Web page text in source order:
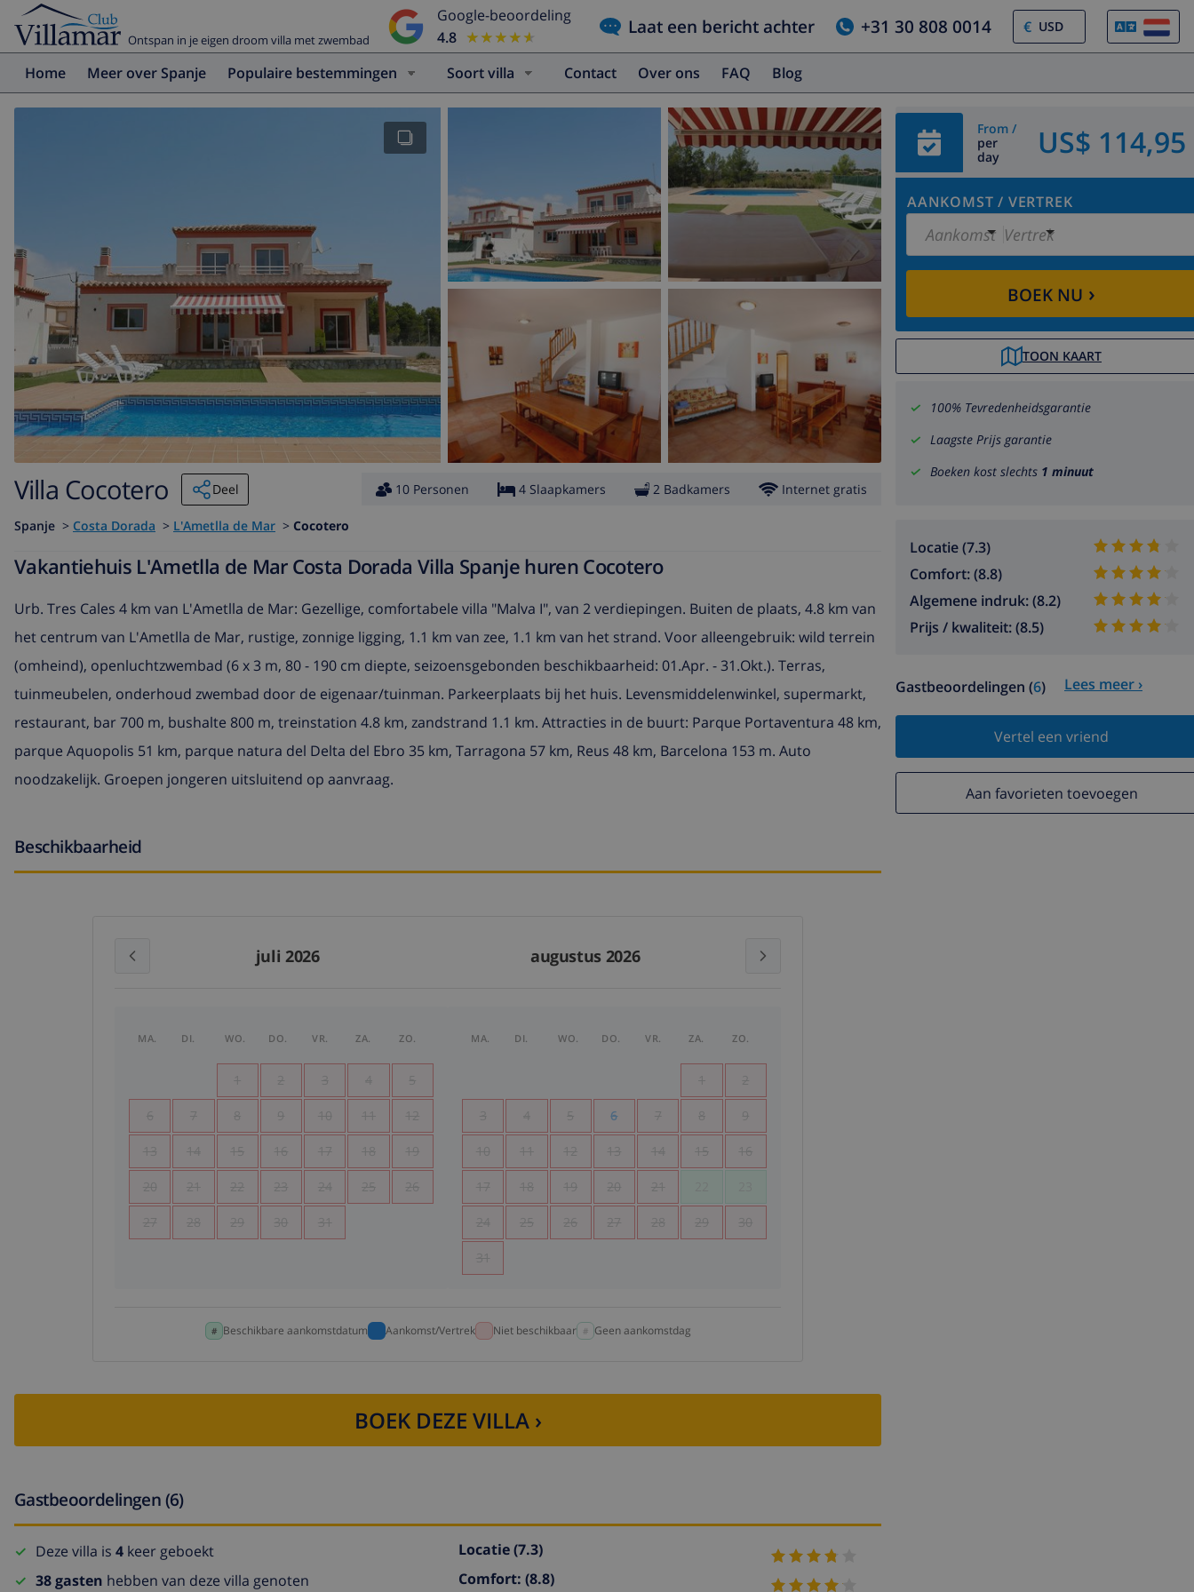
Ontspan in je eigen droom villa met zwembad
Google-beoordeling
4.8 ★★★★★
★★★★★ Laat een bericht achter +31 30 808 0014 €
Home Meer over Spanje Populaire bestemmingen Soort villa Contact Over ons FAQ Blog
From /
per
day
US$ 114,95
AANKOMST / VERTREK
Aankomst Vertrek
BOEK NU ›
TOON KAART
100% Tevredenheidsgarantie
Laagste Prijs garantie
Boeken kost slechts 1 minuut
Locatie (7.3)
Comfort: (8.8)
Algemene indruk: (8.2)
Prijs / kwaliteit: (8.5)
Gastbeoordelingen (6) Lees meer ›
Vertel een vriend
Aan favorieten toevoegen
Villa Cocotero Deel 10 Personen 4 Slaapkamers 2 Badkamers Internet gratis
Spanje > Costa Dorada > L'Ametlla de Mar > Cocotero
Vakantiehuis L'Ametlla de Mar Costa Dorada Villa Spanje huren Cocotero
Urb. Tres Cales 4 km van L'Ametlla de Mar: Gezellige, comfortabele villa "Malva I", van 2 verdiepingen. Buiten de plaats, 4.8 km van
het centrum van L'Ametlla de Mar, rustige, zonnige ligging, 1.1 km van zee, 1.1 km van het strand. Voor alleengebruik: wild terrein
(omheind), openluchtzwembad (6 x 3 m, 80 - 190 cm diepte, seizoensgebonden beschikbaarheid: 01.Apr. - 31.Okt.). Terras,
tuinmeubelen, onderhoud zwembad door de eigenaar/tuinman. Parkeerplaats bij het huis. Levensmiddelenwinkel, supermarkt,
restaurant, bar 700 m, bushalte 800 m, treinstation 4.8 km, zandstrand 1.1 km. Attracties in de buurt: Parque Portaventura 48 km,
parque Aquopolis 51 km, parque natura del Delta del Ebro 35 km, Tarragona 57 km, Reus 48 km, Barcelona 153 m. Auto
noodzakelijk. Groepen jongeren uitsluitend op aanvraag.
Beschikbaarheid
juli 2026 augustus 2026
MA. DI. WO. DO. VR. ZA. ZO.
1 2 3 4 5
6 7 8 9 10 11 12
13 14 15 16 17 18 19
20 21 22 23 24 25 26
27 28 29 30 31
MA. DI. WO. DO. VR. ZA. ZO.
1 2
3 4 5 6 7 8 9
10 11 12 13 14 15 16
17 18 19 20 21
24 25 26 27 28 29 30
31
Beschikbare aankomstdatum Aankomst/Vertrek Niet beschikbaar Geen aankomstdag
BOEK DEZE VILLA ›
Gastbeoordelingen (6)
Deze villa is 4 keer geboekt
38 gasten hebben van deze villa genoten
Locatie(7.3)
Comfort: (8.8)